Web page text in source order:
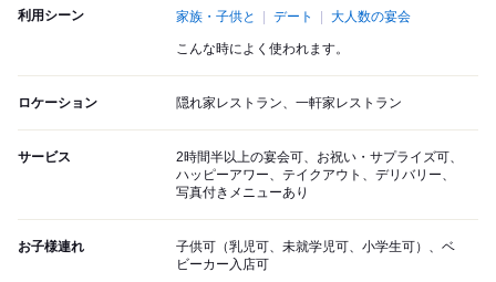
利用シーン 家族・子供と デート 大人数の宴会
こんな時によく使われます。
ロケーション 隠れ家レストラン、一軒家レストラン
サービス
2時間半以上の宴会可、お祝い・サプライズ可、
ハッピーアワー、テイクアウト、デリバリー、
写真付きメニューあり
お子様連れ
子供可（乳児可、未就学児可、小学生可）、ベ
ビーカー入店可